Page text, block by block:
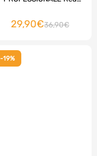
29,90€36,90€
-19%